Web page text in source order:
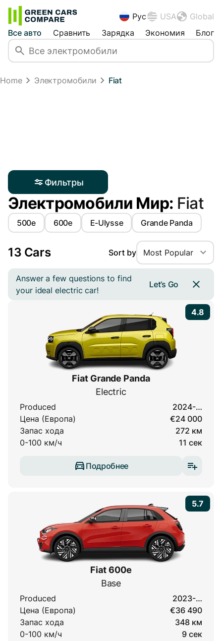
Рус USA
Global
Все авто
Сравнить Зарядка Экономия Блог
Home Электромобили Fiat
Фильтры
Электромобили Мир: Fiat
500e 600e E-Ulysse Grande Panda
13 Cars Sort by Most Popular
Answer a few questions to find
your ideal electric car!
Let’s Go
4.8
Fiat Grande Panda
Electric
Produced
2024-…
Цена (Европа)
€24 000
Запас хода
272 км
0-100 км/ч
11 сек
Подробнее
5.7
Fiat 600e
Base
Produced
2023-…
Цена (Европа)
€36 490
Запас хода
348 км
0-100 км/ч
9 сек